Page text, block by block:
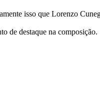
isso que Lorenzo
de destaque na composição.